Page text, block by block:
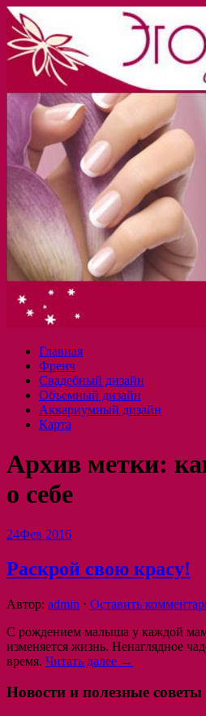
Главная
Френч
Свадебный дизайн
Объемный дизайн
Аквариумный дизайн
Карта
Архив метки:
о себе
24Фев 2016
Раскрой свою красу!
Автор: admin ⋅ Оставить
С рождением малыша у каждой
изменяется жизнь. Ненаглядное
время. Читать далее →
Новости и полезные советы